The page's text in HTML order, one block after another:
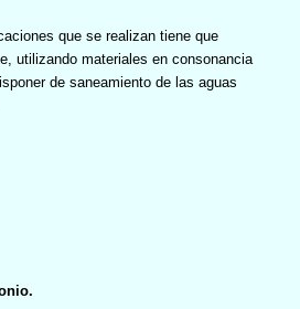
que se realizan tiene que
utilizando materiales en consonancia
de saneamiento de las aguas